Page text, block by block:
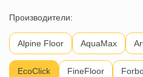
Производители:
Alpine Floor AquaMax
EcoClick FineFloor